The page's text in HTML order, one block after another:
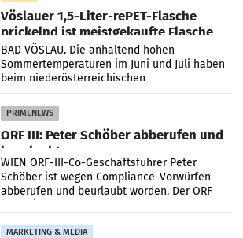
Vöslauer 1,5-Liter-rePET-Flasche
prickelnd ist meistgekaufte Flasche
Österreichs
BAD VÖSLAU. Die anhaltend hohen
Sommertemperaturen im Juni und Juli haben
beim niederösterreichischen
Getränkehersteller Vöslauer zu deutlichen
Absatzzuwächsen geführt. Während
PRIMENEWS
ORF III: Peter Schöber abberufen und
beurlaubt
WIEN ORF-III-Co-Geschäftsführer Peter
Schöber ist wegen Compliance-Vorwürfen
abberufen und beurlaubt worden. Der ORF
MARKETING & MEDIA